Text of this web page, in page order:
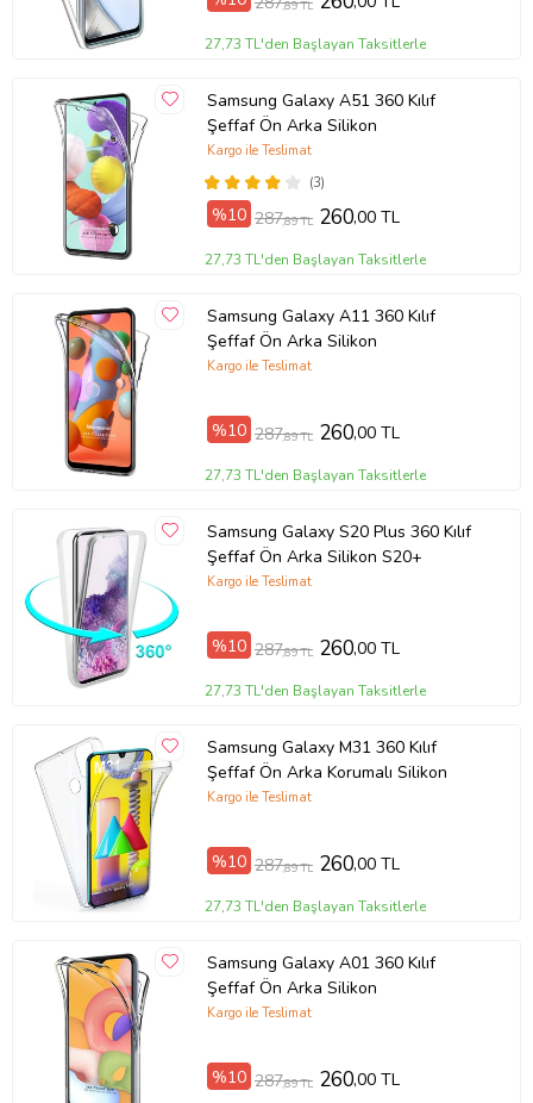
,89 TL
27,73 TL'den Başlayan Taksitlerle
Samsung Galaxy A51 360 Kılıf
Şeffaf Ön Arka Silikon
(3)
Kargo ile Teslimat
%10 287,89 TL 260,00 TL
27,73 TL'den Başlayan Taksitlerle
Samsung Galaxy A11 360 Kılıf
Şeffaf Ön Arka Silikon
Kargo ile Teslimat
%10 287,89 TL 260,00 TL
27,73 TL'den Başlayan Taksitlerle
Samsung Galaxy S20 Plus 360 Kılıf
Şeffaf Ön Arka Silikon S20+
Kargo ile Teslimat
%10 287,89 TL 260,00 TL
27,73 TL'den Başlayan Taksitlerle
Samsung Galaxy M31 360 Kılıf
Şeffaf Ön Arka Korumalı Silikon
Kargo ile Teslimat
%10 287,89 TL 260,00 TL
27,73 TL'den Başlayan Taksitlerle
Samsung Galaxy A01 360 Kılıf
Şeffaf Ön Arka Silikon
Kargo ile Teslimat
%10 287,89 TL 260,00 TL